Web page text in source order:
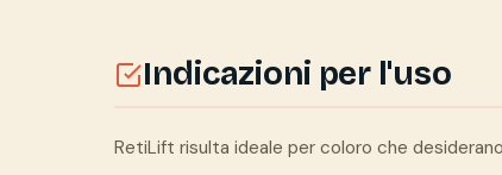
Indicazioni per l'uso
RetiLift risulta ideale per coloro che